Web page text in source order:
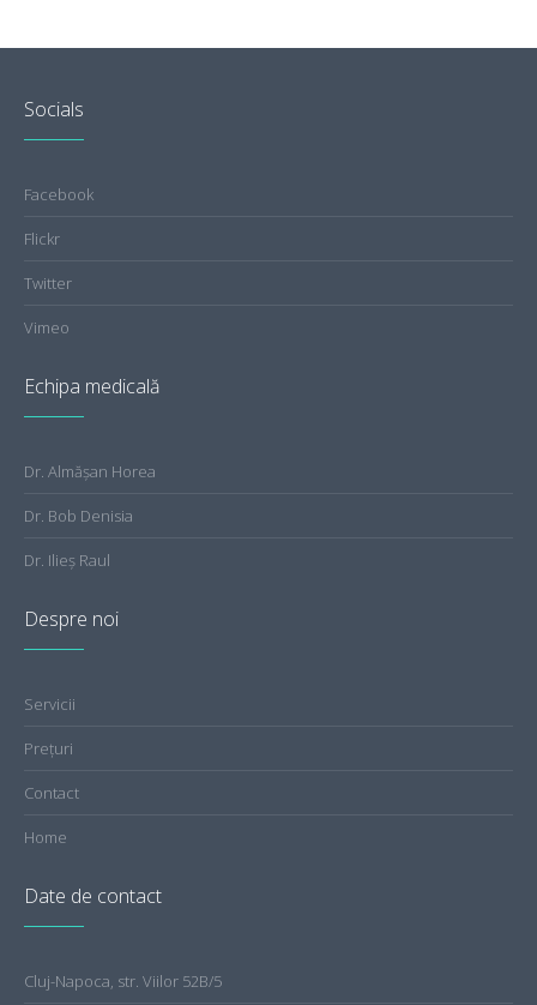
Socials
Facebook
Flickr
Twitter
Vimeo
Echipa medicală
Dr. Almăşan Horea
Dr. Bob Denisia
Dr. Ilieş Raul
Despre noi
Servicii
Preţuri
Contact
Home
Date de contact
Cluj-Napoca, str. Viilor 52B/5